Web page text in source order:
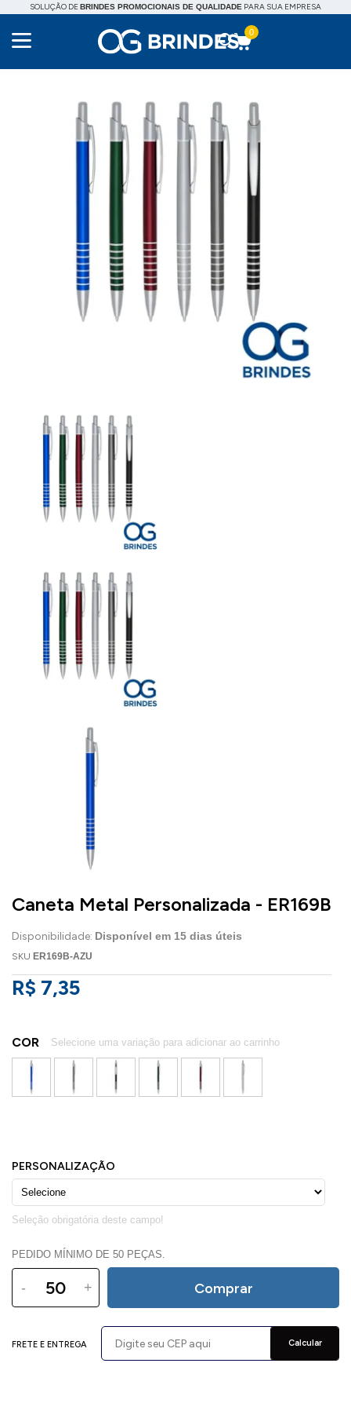
SOLUÇÃO DEBRINDES PROMOCIONAIS DE QUALIDADE PARA SUA EMPRESA
0
Caneta Metal Personalizada - ER169B
Disponibilidade: Disponível em 15 dias úteis
SKU ER169B-AZU
R$ 7,35
COR
PEDIDO MÍNIMO DE 50 PEÇAS.
- + Comprar
FRETE E ENTREGA Calcular